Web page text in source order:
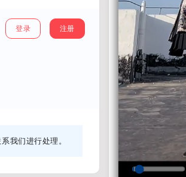
登录 注册
我们进行处理。